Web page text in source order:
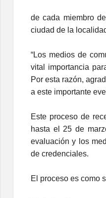
de cada miembro
ciudad de la
“Los medios de
vital importancia
Por esta razón,
a este importante
Este proceso de
hasta el 25 de
evaluación y los
de credenciales.
El proceso es como